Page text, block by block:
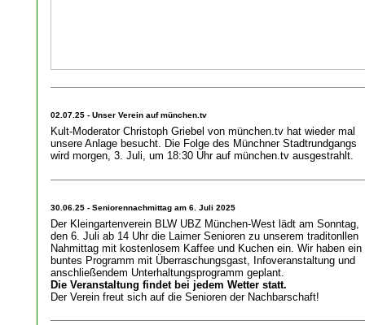
02.07.25 - Unser Verein auf münchen.tv
Kult-Moderator Christoph Griebel von münchen.tv hat wieder mal
unsere Anlage besucht. Die Folge des Münchner Stadtrundgangs
wird morgen, 3. Juli, um 18:30 Uhr auf münchen.tv ausgestrahlt.
30.06.25 - Seniorennachmittag am 6. Juli 2025
Der Kleingartenverein BLW UBZ München-West lädt am Sonntag,
den 6. Juli ab 14 Uhr die Laimer Senioren zu unserem traditonllen
Nahmittag mit kostenlosem Kaffee und Kuchen ein. Wir haben ein
buntes Programm mit Überraschungsgast, Infoveranstaltung und
anschließendem Unterhaltungsprogramm geplant.
Die Veranstaltung findet bei jedem Wetter statt.
Der Verein freut sich auf die Senioren der Nachbarschaft!